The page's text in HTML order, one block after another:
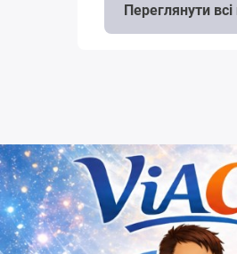
Переглянути